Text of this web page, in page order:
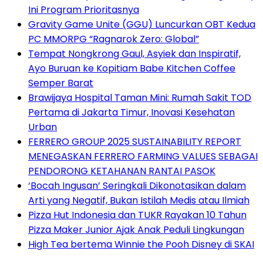
Ini Program Prioritasnya
Gravity Game Unite (GGU) Luncurkan OBT Kedua
PC MMORPG “Ragnarok Zero: Global”
Tempat Nongkrong Gaul, Asyiek dan Inspiratif,
Ayo Buruan ke Kopitiam Babe Kitchen Coffee
Semper Barat
Brawijaya Hospital Taman Mini: Rumah Sakit TOD
Pertama di Jakarta Timur, Inovasi Kesehatan
Urban
FERRERO GROUP 2025 SUSTAINABILITY REPORT
MENEGASKAN FERRERO FARMING VALUES SEBAGAI
PENDORONG KETAHANAN RANTAI PASOK
‘Bocah Ingusan’ Seringkali Dikonotasikan dalam
Arti yang Negatif, Bukan Istilah Medis atau Ilmiah
Pizza Hut Indonesia dan TUKR Rayakan 10 Tahun
Pizza Maker Junior Ajak Anak Peduli Lingkungan
High Tea bertema Winnie the Pooh Disney di SKAI